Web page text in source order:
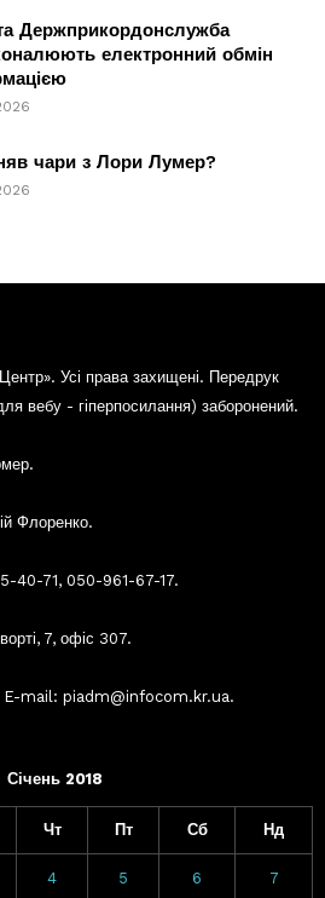
Держприкордонслужба
електронний обмін
чари з Лори Лумер?
Усі права захищені. Передрук
вебу - гіперпосилання) заборонений.
Флоренко.
40-71, 050-961-67-17.
7, офіс 307.
mail: piadm@infocom.kr.ua.
Січень 2018
Чт Пт Сб Нд
4 5 6 7